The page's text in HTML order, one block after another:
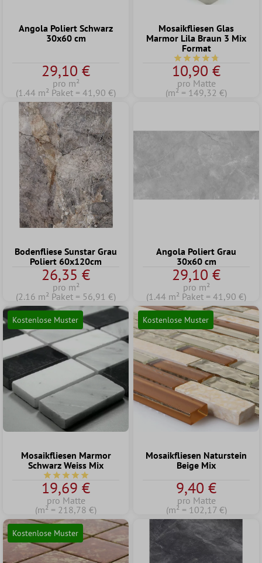
Angola Poliert Schwarz
30x60 cm
29,10 €
pro m²
(1.44 m² Paket = 41,90 €)
Mosaikfliesen Glas
Marmor Lila Braun 3 Mix
Format
Durchschnittliche
10,90 €
pro Matte
(m² = 149,32 €)
Bodenfliese Sunstar Grau
Poliert 60x120cm
26,35 €
pro m²
(2.16 m² Paket = 56,91 €)
Angola Poliert Grau
30x60 cm
29,10 €
pro m²
(1.44 m² Paket = 41,90 €)
Kostenlose Muster
Mosaikfliesen Marmor
Schwarz Weiss Mix
Durchschnittliche Bewertung von 5 von 5 Sternen
19,69 €
pro Matte
(m² = 218,78 €)
Kostenlose Muster
Mosaikfliesen Naturstein
Beige Mix
9,40 €
pro Matte
(m² = 102,17 €)
Kostenlose Muster